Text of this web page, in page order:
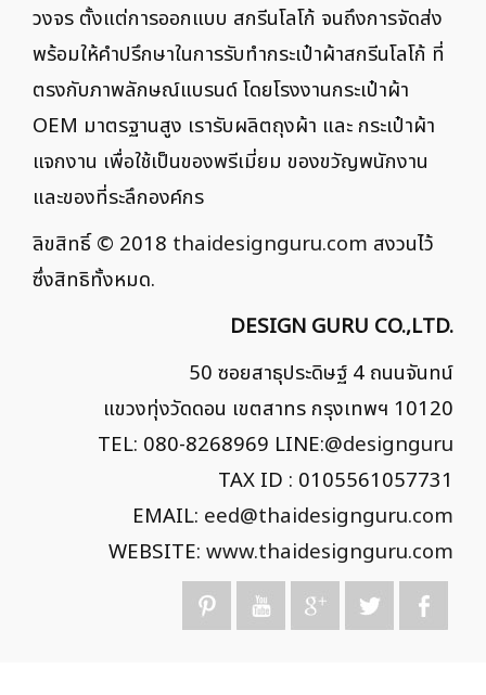
วงจร ตั้งแต่การออกแบบ สกรีนโลโก้ จนถึงการจัดส่ง
พร้อมให้คำปรึกษาในการรับทำกระเป๋าผ้าสกรีนโลโก้ ที่
ตรงกับภาพลักษณ์แบรนด์ โดยโรงงานกระเป๋าผ้า
OEM มาตรฐานสูง เรารับผลิตถุงผ้า และ กระเป๋าผ้า
แจกงาน เพื่อใช้เป็นของพรีเมี่ยม ของขวัญพนักงาน
และของที่ระลึกองค์กร
ลิขสิทธิ์ © 2018 thaidesignguru.com สงวนไว้
ซึ่งสิทธิทั้งหมด.
DESIGN GURU CO.,LTD.
50 ซอยสาธุประดิษฐ์ 4 ถนนจันทน์
แขวงทุ่งวัดดอน เขตสาทร กรุงเทพฯ 10120
TEL: 080-8268969 LINE:@designguru
TAX ID : 0105561057731
EMAIL: eed@thaidesignguru.com
WEBSITE: www.thaidesignguru.com